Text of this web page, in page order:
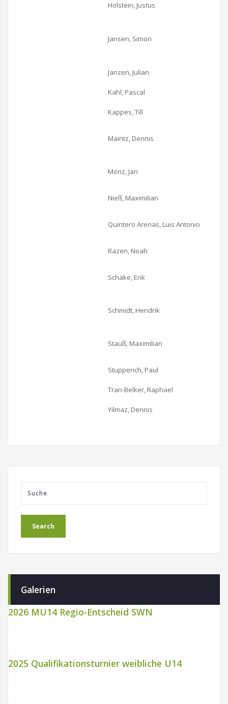
Holstein, Justus
Jansen, Simon
Janzen, Julian
Kahl, Pascal
Kappes, Till
Maintz, Dennis
Monz, Jan
Nieß, Maximilian
Quintero Arenas, Luis Antonio
Razen, Noah
Schake, Erik
Schmidt, Hendrik
Stauß, Maximilian
Stupperich, Paul
Tran-Belker, Raphael
Yilmaz, Dennis
Galerien
2026 MU14 Regio-Entscheid SWN
2025 Qualifikationsturnier weibliche U14